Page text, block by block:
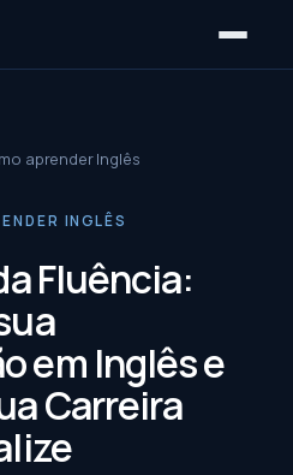
aprender Inglês
INGLÊS
Fluência:
em Inglês e
Carreira